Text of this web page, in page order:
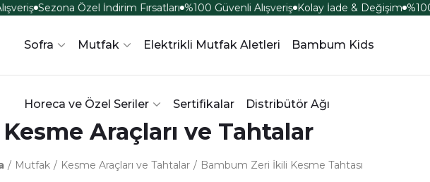
Sezona Özel İndirim Fırsatları %100 Güvenli Alışveriş Kolay İade & Değişim %100
Sofra Mutfak Elektrikli Mutfak Aletleri Bambum Kids
Horeca ve Özel Seriler Sertifikalar Distribütör Ağı
Kesme Araçları ve Tahtalar
Mutfak Kesme Araçları ve Tahtalar Bambum Zeri İkili Kesme Tahtası